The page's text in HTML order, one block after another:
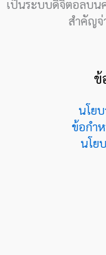
เป็นระบบดิจิตอลบน
สำคัญจ่
ข้
นโย
ข้อกำ
นโย